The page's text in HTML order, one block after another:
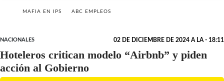
MAFIA EN IPS ABC EMPLEOS
NACIONALES 02 DE DICIEMBRE DE 2024 A LA - 18:11
Hoteleros critican modelo “Airbnb” y piden
acción al Gobierno